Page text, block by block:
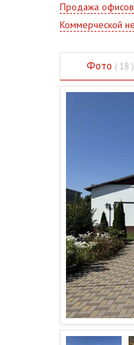
Продажа офисов
Коммерческой
Фото ( 18 )